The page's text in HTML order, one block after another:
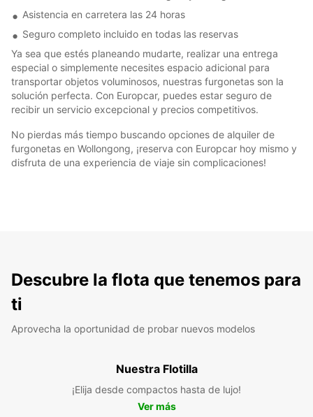
Asistencia en carretera las 24 horas
Seguro completo incluido en todas las reservas
Ya sea que estés planeando mudarte, realizar una entrega
especial o simplemente necesites espacio adicional para
transportar objetos voluminosos, nuestras furgonetas son la
solución perfecta. Con Europcar, puedes estar seguro de
recibir un servicio excepcional y precios competitivos.
No pierdas más tiempo buscando opciones de alquiler de
furgonetas en Wollongong, ¡reserva con Europcar hoy mismo y
disfruta de una experiencia de viaje sin complicaciones!
Descubre la flota que tenemos para
ti
Aprovecha la oportunidad de probar nuevos modelos
Nuestra Flotilla
¡Elija desde compactos hasta de lujo!
Ver más